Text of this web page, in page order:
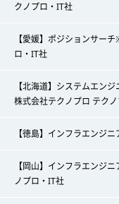
クノプロ・IT社
【愛媛】ポジションサー
ロ・IT社
【北海道】システムエン
株式会社テクノプロ テク
【徳島】インフラエンジ
【岡山】インフラエンジ
ノプロ・IT社